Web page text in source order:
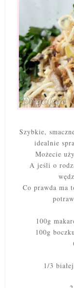
Szybkie,
idealnie
Możecie
A jeśli o
Co prawda ma
100g
100g
1/3